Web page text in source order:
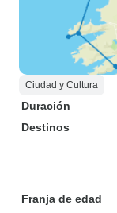
Ciudad y Cultura
Duración
Destinos
Franja de edad